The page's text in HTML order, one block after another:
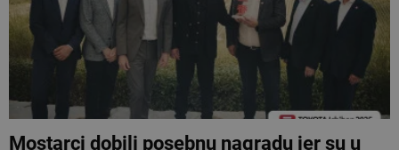
Mostarci dobili posebnu nagradu jer su u